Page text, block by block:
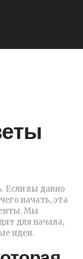
Если вы давно
начать, эта
Мы
для начала,
идеи.